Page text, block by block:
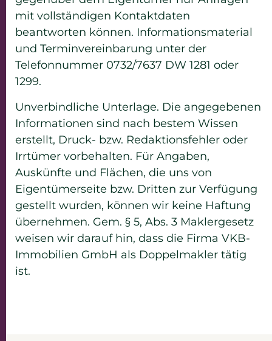
mit vollständigen Kontaktdaten
beantworten können. Informationsmaterial
und Terminvereinbarung unter der
Telefonnummer 0732/7637 DW 1281 oder
1299.
Unverbindliche Unterlage. Die angegebenen
Informationen sind nach bestem Wissen
erstellt, Druck- bzw. Redaktionsfehler oder
Irrtümer vorbehalten. Für Angaben,
Auskünfte und Flächen, die uns von
Eigentümerseite bzw. Dritten zur Verfügung
gestellt wurden, können wir keine Haftung
übernehmen. Gem. § 5, Abs. 3 Maklergesetz
weisen wir darauf hin, dass die Firma VKB-
Immobilien GmbH als Doppelmakler tätig
ist.